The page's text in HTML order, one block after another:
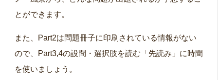
とができます。
また、Part2は問題冊子に印刷されている情報がない
ので、Part3,4の設問・選択肢を読む「先読み」に時間
を使いましょう。